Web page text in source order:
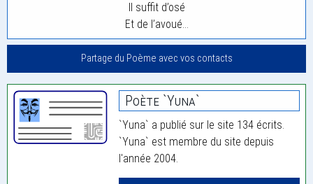
Il suffit d’osé
Et de l’avoué…
Partage du Poème avec vos contacts
Poète `Yuna`
`Yuna` a publié sur le site 134 écrits.
`Yuna` est membre du site depuis
l'année 2004.